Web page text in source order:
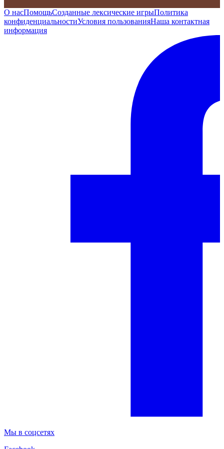
О насПомощьСозданные лексические игрыПолитика
конфиденциальностиУсловия пользованияНаша контактная
информация
Мы в соцсетях